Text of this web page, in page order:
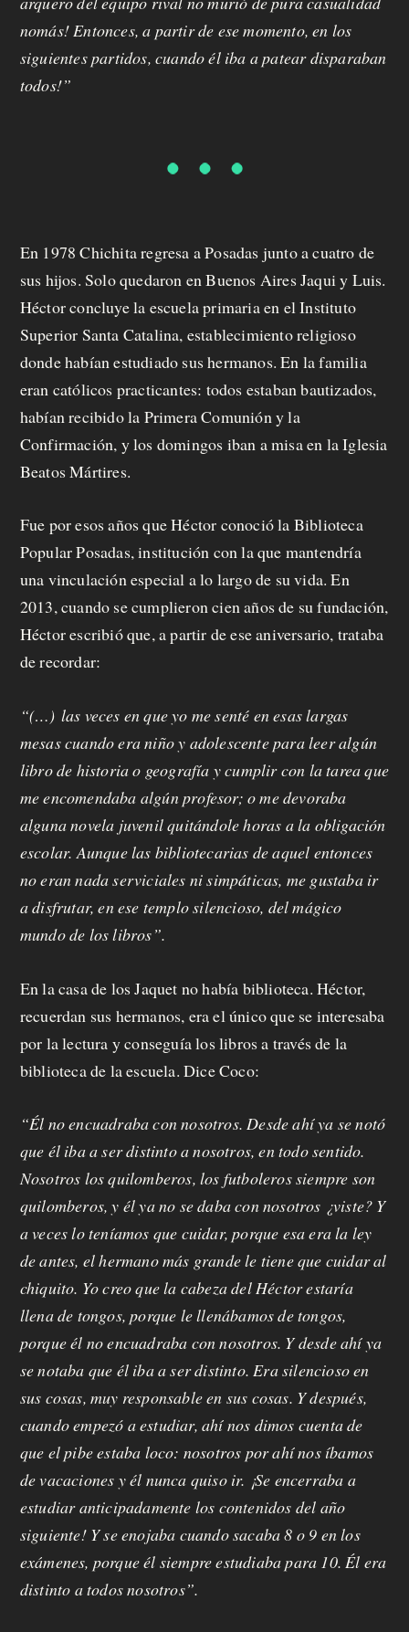
nomás! Entonces, a partir de ese momento, en los
siguientes partidos, cuando él iba a patear disparaban
todos!”
En 1978 Chichita regresa a Posadas junto a cuatro de
sus hijos. Solo quedaron en Buenos Aires Jaqui y Luis.
Héctor concluye la escuela primaria en el Instituto
Superior Santa Catalina, establecimiento religioso
donde habían estudiado sus hermanos. En la familia
eran católicos practicantes: todos estaban bautizados,
habían recibido la Primera Comunión y la
Confirmación, y los domingos iban a misa en la Iglesia
Beatos Mártires.
Fue por esos años que Héctor conoció la Biblioteca
Popular Posadas, institución con la que mantendría
una vinculación especial a lo largo de su vida. En
2013, cuando se cumplieron cien años de su fundación,
Héctor escribió que, a partir de ese aniversario, trataba
de recordar:
“(…) las veces en que yo me senté en esas largas
mesas cuando era niño y adolescente para leer algún
libro de historia o geografía y cumplir con la tarea que
me encomendaba algún profesor; o me devoraba
alguna novela juvenil quitándole horas a la obligación
escolar. Aunque las bibliotecarias de aquel entonces
no eran nada serviciales ni simpáticas, me gustaba ir
a disfrutar, en ese templo silencioso, del mágico
mundo de los libros”.
En la casa de los Jaquet no había biblioteca. Héctor,
recuerdan sus hermanos, era el único que se interesaba
por la lectura y conseguía los libros a través de la
biblioteca de la escuela. Dice Coco:
“Él no encuadraba con nosotros. Desde ahí ya se notó
que él iba a ser distinto a nosotros, en todo sentido.
Nosotros los quilomberos, los futboleros siempre son
quilomberos, y él ya no se daba con nosotros ¿viste? Y
a veces lo teníamos que cuidar, porque esa era la ley
de antes, el hermano más grande le tiene que cuidar al
chiquito. Yo creo que la cabeza del Héctor estaría
llena de tongos, porque le llenábamos de tongos,
porque él no encuadraba con nosotros. Y desde ahí ya
se notaba que él iba a ser distinto. Era silencioso en
sus cosas, muy responsable en sus cosas. Y después,
cuando empezó a estudiar, ahí nos dimos cuenta de
que el pibe estaba loco: nosotros por ahí nos íbamos
de vacaciones y él nunca quiso ir. ¡Se encerraba a
estudiar anticipadamente los contenidos del año
siguiente! Y se enojaba cuando sacaba 8 o 9 en los
exámenes, porque él siempre estudiaba para 10. Él era
distinto a todos nosotros”.